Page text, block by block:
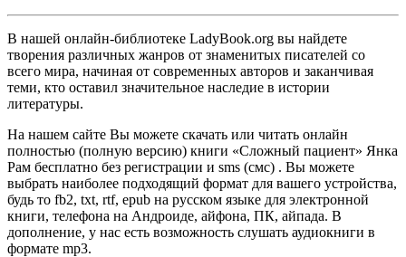
В нашей онлайн-библиотеке LadyBook.org вы найдете
творения различных жанров от знаменитых писателей со
всего мира, начиная от современных авторов и заканчивая
теми, кто оставил значительное наследие в истории
литературы.
На нашем сайте Вы можете скачать или читать онлайн
полностью (полную версию) книги «Сложный пациент» Янка
Рам бесплатно без регистрации и sms (смс) . Вы можете
выбрать наиболее подходящий формат для вашего устройства,
будь то fb2, txt, rtf, epub на русском языке для электронной
книги, телефона на Андроиде, айфона, ПК, айпада. В
дополнение, у нас есть возможность слушать аудиокниги в
формате mp3.